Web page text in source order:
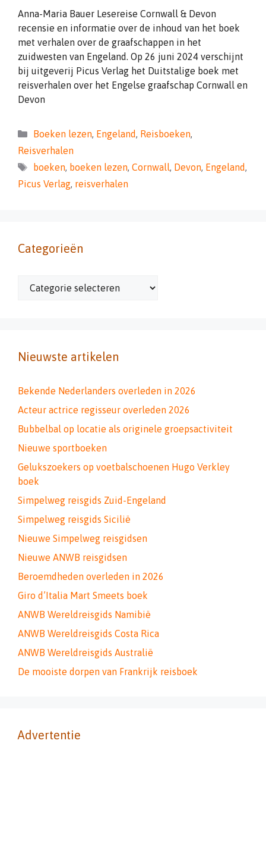
Anna-Maria Bauer Lesereise Cornwall & Devon
recensie en informatie over de inhoud van het boek
met verhalen over de graafschappen in het
zuidwesten van Engeland. Op 26 juni 2024 verschijnt
bij uitgeverij Picus Verlag het Duitstalige boek met
reisverhalen over het Engelse graafschap Cornwall en
Devon
Categorieën
Boeken lezen, Engeland, Reisboeken,
Reisverhalen
Tags
boeken, boeken lezen, Cornwall, Devon, Engeland,
Picus Verlag, reisverhalen
Categorieën
Categorieën
Nieuwste artikelen
Bekende Nederlanders overleden in 2026
Acteur actrice regisseur overleden 2026
Bubbelbal op locatie als originele groepsactiviteit
Nieuwe sportboeken
Gelukszoekers op voetbalschoenen Hugo Verkley
boek
Simpelweg reisgids Zuid-Engeland
Simpelweg reisgids Sicilië
Nieuwe Simpelweg reisgidsen
Nieuwe ANWB reisgidsen
Beroemdheden overleden in 2026
Giro d’Italia Mart Smeets boek
ANWB Wereldreisgids Namibië
ANWB Wereldreisgids Costa Rica
ANWB Wereldreisgids Australië
De mooiste dorpen van Frankrijk reisboek
Advertentie